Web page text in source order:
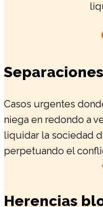
Casos urgentes
niega en redondo a
liquidar la sociedad
perpetuando el
Herencias